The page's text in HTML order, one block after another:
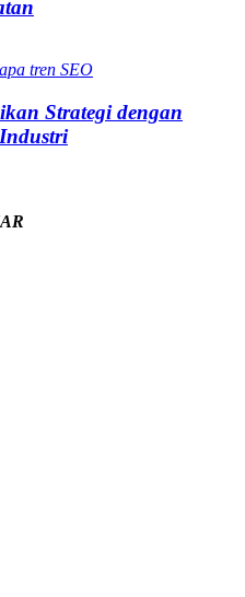
Strategi dengan